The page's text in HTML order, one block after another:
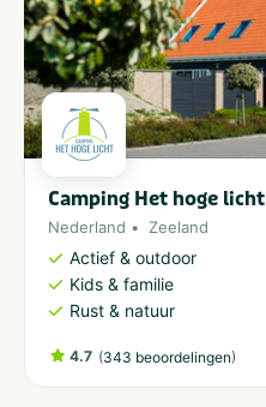
Camping Het hoge licht
Nederland Zeeland
Actief & outdoor
Kids & familie
Rust & natuur
4.7 (343 beoordelingen)